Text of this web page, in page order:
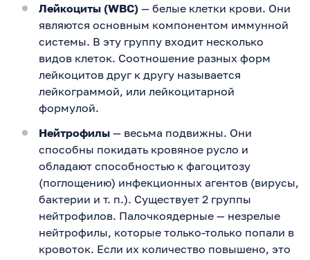
Лейкоциты (WBC) — белые клетки крови. Они
являются основным компонентом иммунной
системы. В эту группу входит несколько
видов клеток. Соотношение разных форм
лейкоцитов друг к другу называется
лейкограммой, или лейкоцитарной
формулой.
Нейтрофилы — весьма подвижны. Они
способны покидать кровяное русло и
обладают способностью к фагоцитозу
(поглощению) инфекционных агентов (вирусы,
бактерии и т. п.). Существует 2 группы
нейтрофилов. Палочкоядерные — незрелые
нейтрофилы, которые только-только попали в
кровоток. Если их количество повышено, это